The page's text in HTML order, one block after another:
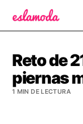
Reto de
piernas
1 MIN DE LECTURA